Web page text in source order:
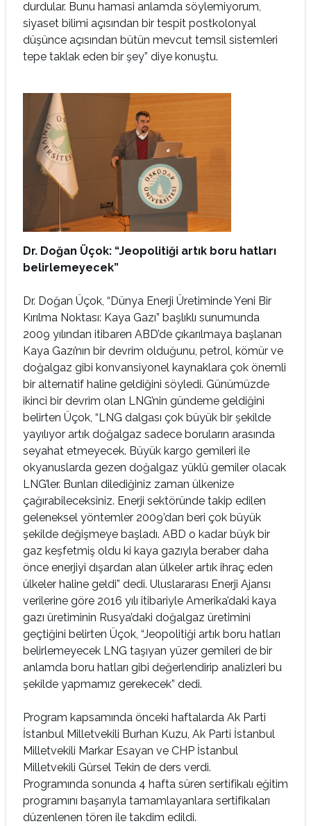
durdular. Bunu hamasi anlamda söylemiyorum,
siyaset bilimi açısından bir tespit postkolonyal
düşünce açısından bütün mevcut temsil sistemleri
tepe taklak eden bir şey” diye konuştu.
Dr. Doğan Üçok: “Jeopolitiği artık boru hatları
belirlemeyecek”
Dr. Doğan Üçok, “Dünya Enerji Üretiminde Yeni Bir
Kırılma Noktası: Kaya Gazı” başlıklı sunumunda
2009 yılından itibaren ABD’de çıkarılmaya başlanan
Kaya Gazı’nın bir devrim olduğunu, petrol, kömür ve
doğalgaz gibi konvansiyonel kaynaklara çok önemli
bir alternatif haline geldiğini söyledi. Günümüzde
ikinci bir devrim olan LNG’nin gündeme geldiğini
belirten Üçok, “LNG dalgası çok büyük bir şekilde
yayılıyor artık doğalgaz sadece boruların arasında
seyahat etmeyecek. Büyük kargo gemileri ile
okyanuslarda gezen doğalgaz yüklü gemiler olacak
LNG’ler. Bunları dilediğiniz zaman ülkenize
çağırabileceksiniz. Enerji sektöründe takip edilen
geleneksel yöntemler 2009’dan beri çok büyük
şekilde değişmeye başladı. ABD o kadar büyk bir
gaz keşfetmiş oldu ki kaya gazıyla beraber daha
önce enerjiyi dışardan alan ülkeler artık ihraç eden
ülkeler haline geldi” dedi. Uluslararası Enerji Ajansı
verilerine göre 2016 yılı itibariyle Amerika’daki kaya
gazı üretiminin Rusya’daki doğalgaz üretimini
geçtiğini belirten Üçok, “Jeopolitiği artık boru hatları
belirlemeyecek LNG taşıyan yüzer gemileri de bir
anlamda boru hatları gibi değerlendirip analizleri bu
şekilde yapmamız gerekecek” dedi.
Program kapsamında önceki haftalarda Ak Parti
İstanbul Milletvekili Burhan Kuzu, Ak Parti İstanbul
Milletvekili Markar Esayan ve CHP İstanbul
Milletvekili Gürsel Tekin de ders verdi.
Programında sonunda 4 hafta süren sertifikalı eğitim
programını başarıyla tamamlayanlara sertifikaları
düzenlenen tören ile takdim edildi.